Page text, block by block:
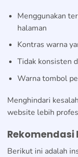
Menggunakan
halaman
Kontras warna
Tidak konsisten
Warna tombol
Menghindari
website lebih
Rekomendasi
Berikut ini adalah